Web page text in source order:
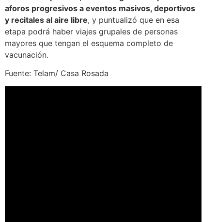
aforos progresivos a eventos masivos, deportivos
y recitales al aire libre, y puntualizó que en esa
etapa podrá haber viajes grupales de personas
mayores que tengan el esquema completo de
vacunación.
Fuente: Telam/ Casa Rosada